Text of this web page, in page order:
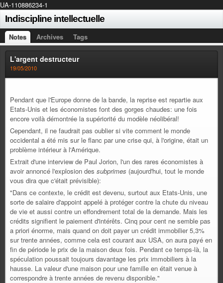
UA-110886234-1
Indiscipline intellectuelle
Notes Archives Tags
L'argent destructeur
19/05/2010
Pendant que l'Europe donne de la bande, la reprise est repartie aux
Etats-Unis et les économistes font des gorges chaudes: une fois
encore voilà démontrée la supériorité du modèle néolibéral!
Cependant, il ne faudrait pas oublier si vite comment le monde
occidental a été mis sur le flanc par une crise qui, à l'origine, était un
problème intérieur à l'Amérique.
Extrait d'une interview de Paul Jorion, l'un des rares économistes à
avoir annoncé l'explosion des subprimes (aujourd'hui, tout le monde
vous dira que c'était prévisible):
"Dans ce contexte, le crédit est devenu, surtout aux Etats-Unis, une
sorte de salaire d'appoint appelé à protéger contre la chute du niveau
de vie et aussi contre un effondrement total de la demande. Mais les
crédits signifient le paiement d'intérêts. Cinq pour cent ne semble pas
a priori énorme, mais quand on doit payer un crédit immobilier 5,3%
sur trente années, comme cela est courant aux USA, on aura payé en
fin de période le prix de la maison deux fois. Pendant ce temps-là, la
spéculation poussait toujours davantage les prix immobiliers à la
hausse. La valeur d'une maison pour une famille en était venue à
correspondre à trente années de revenu disponible."